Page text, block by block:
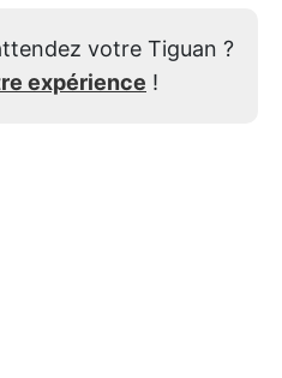
votre Tiguan ?
expérience !